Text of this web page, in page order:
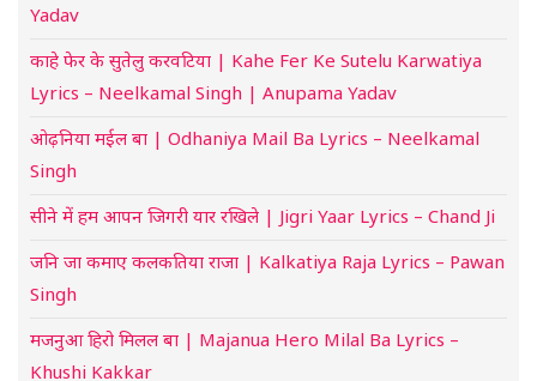
Yadav
काहे फेर के सुतेलु करवटिया | Kahe Fer Ke Sutelu Karwatiya
Lyrics – Neelkamal Singh | Anupama Yadav
ओढ़निया मईल बा | Odhaniya Mail Ba Lyrics – Neelkamal
Singh
सीने में हम आपन जिगरी यार रखिले | Jigri Yaar Lyrics – Chand Ji
जनि जा कमाए कलकतिया राजा | Kalkatiya Raja Lyrics – Pawan
Singh
मजनुआ हिरो मिलल बा | Majanua Hero Milal Ba Lyrics –
Khushi Kakkar